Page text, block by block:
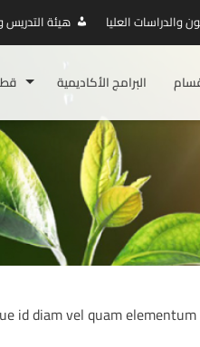
هيئة التدريس والدراسات العليا
البرامج الأكاديمية
id diam vel quam